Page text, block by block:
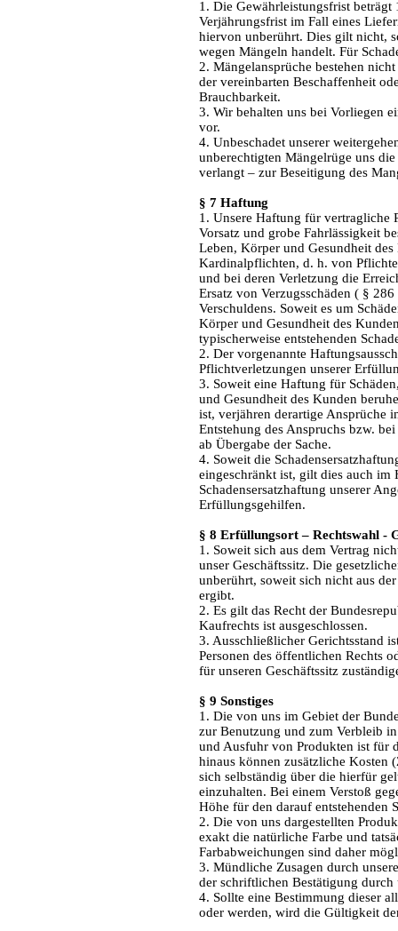
1. Die Gewährleistungsfrist
Verjährungsfrist im Fall eines
hiervon unberührt. Dies gilt nicht,
wegen Mängeln handelt. Für
2. Mängelansprüche bestehen
der vereinbarten Beschaffenheit
Brauchbarkeit.
3. Wir behalten uns bei Vorliegen
vor.
4. Unbeschadet unserer
unberechtigten Mängelrüge uns
verlangt – zur Beseitigung des
§ 7 Haftung
1. Unsere Haftung für vertragliche
Vorsatz und grobe Fahrlässigkeit
Leben, Körper und Gesundheit
Kardinalpflichten, d. h. von
und bei deren Verletzung die
Ersatz von Verzugsschäden ( §
Verschuldens. Soweit es um
Körper und Gesundheit des
typischerweise entstehenden
2. Der vorgenannte
Pflichtverletzungen unserer
3. Soweit eine Haftung für
und Gesundheit des Kunden
ist, verjähren derartige Ansprüche
Entstehung des Anspruchs bzw.
ab Übergabe der Sache.
4. Soweit die
eingeschränkt ist, gilt dies auch
Schadensersatzhaftung unserer
Erfüllungsgehilfen.
§ 8 Erfüllungsort – Rechtswahl -
1. Soweit sich aus dem Vertrag
unser Geschäftssitz. Die
unberührt, soweit sich nicht aus
ergibt.
2. Es gilt das Recht der
Kaufrechts ist ausgeschlossen.
3. Ausschließlicher Gerichtsstand
Personen des öffentlichen Rechts
für unseren Geschäftssitz
§ 9 Sonstiges
1. Die von uns im Gebiet der
zur Benutzung und zum Verbleib
und Ausfuhr von Produkten ist für
hinaus können zusätzliche Kosten
sich selbständig über die hierfür
einzuhalten. Bei einem Verstoß
Höhe für den darauf entstehenden
2. Die von uns dargestellten
exakt die natürliche Farbe und
Farbabweichungen sind daher
3. Mündliche Zusagen durch
der schriftlichen Bestätigung durch
4. Sollte eine Bestimmung dieser
oder werden, wird die Gültigkeit